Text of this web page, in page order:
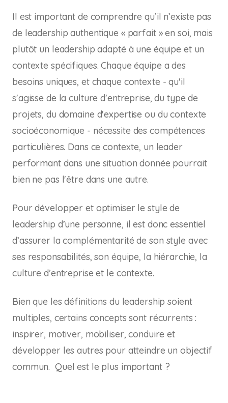
Il est important de comprendre qu’il n’existe pas
de leadership authentique « parfait » en soi, mais
plutôt un leadership adapté à une équipe et un
contexte spécifiques. Chaque équipe a des
besoins uniques, et chaque contexte - qu'il
s'agisse de la culture d'entreprise, du type de
projets, du domaine d'expertise ou du contexte
socioéconomique - nécessite des compétences
particulières. Dans ce contexte, un leader
performant dans une situation donnée pourrait
bien ne pas l'être dans une autre.
Pour développer et optimiser le style de
leadership d’une personne, il est donc essentiel
d’assurer la complémentarité de son style avec
ses responsabilités, son équipe, la hiérarchie, la
culture d’entreprise et le contexte.
Bien que les définitions du leadership soient
multiples, certains concepts sont récurrents :
inspirer, motiver, mobiliser, conduire et
développer les autres pour atteindre un objectif
commun. Quel est le plus important ?